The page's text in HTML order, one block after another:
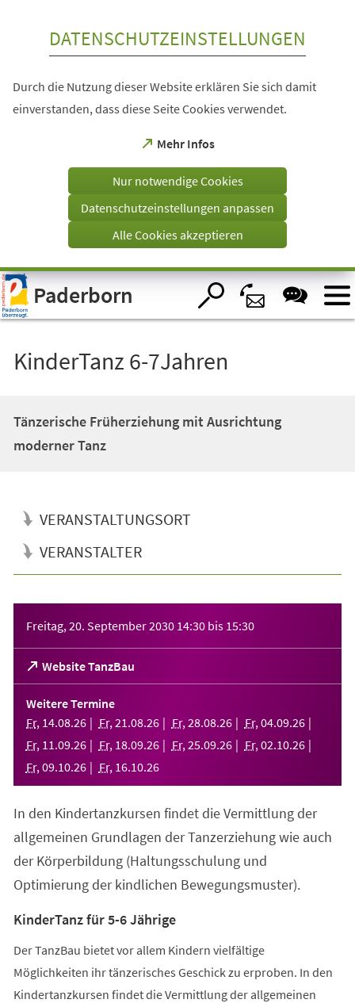
Visuelle
Assistenzsoftware
öffnen.
DATENSCHUTZEINSTELLUNGEN
Durch die Nutzung dieser Website erklären Sie sich damit
einverstanden, dass diese Seite Cookies verwendet.
Mehr Infos
(Öffnet
einem
Tab)
Nur notwendige Cookies
Datenschutzeinstellungen anpassen
Alle Cookies akzeptieren
Paderborn
KinderTanz 6-7Jahren
Tänzerische Früherziehung mit Ausrichtung
moderner Tanz
VERANSTALTUNGSORT
VERANSTALTER
Freitag, 20. September 2030 14:30 bis 15:30
Website TanzBau
(Öffnet
in
einem
neuen
Tab)
Weitere Termine
Fr, 14.08.26 Fr, 21 .08.26 Fr, 28.08.26 Fr, 04.09.26
Fr, 11 .09.26 Fr, 18.09.26 Fr, 25.09.26 Fr, 02.10.26
Fr, 09.10.26 Fr, 16.10.26
In den Kindertanzkursen findet die Vermittlung der
allgemeinen Grundlagen der Tanzerziehung wie auch
der Körperbildung (Haltungsschulung und
Optimierung der kindlichen Bewegungsmuster).
KinderTanz für 5-6 Jährige
Der TanzBau bietet vor allem Kindern vielfältige
Möglichkeiten ihr tänzerisches Geschick zu erproben. In den
Kindertanzkursen findet die Vermittlung der allgemeinen